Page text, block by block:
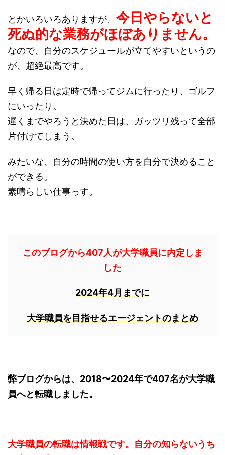
とかいろいろありますが、 今日やらないと
死ぬ的な業務がほぼありません。
なので、自分のスケジュールが立てやすいというの
が、超絶最高です。
早く帰る日は定時で帰ってジムに行ったり、ゴルフ
にいったり。
遅くまでやろうと決めた日は、ガッツリ残って全部
片付けてしまう。
みたいな、自分の時間の使い方を自分で決めること
ができる。
素晴らしい仕事っす。
このブログから407人が大学職員に内定しま
した
2024年4月までに
大学職員を目指せるエージェントのまとめ
弊ブログからは、2018〜2024年で407名が大学職
員へと転職しました。
大学職員の転職は情報戦です。自分の知らないうち